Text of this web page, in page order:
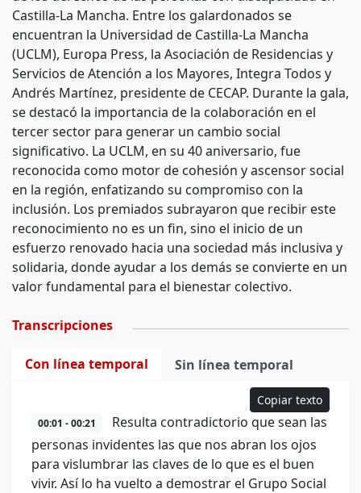
Castilla-La Mancha. Entre los galardonados se
encuentran la Universidad de Castilla-La Mancha
(UCLM), Europa Press, la Asociación de Residencias y
Servicios de Atención a los Mayores, Integra Todos y
Andrés Martínez, presidente de CECAP. Durante la gala,
se destacó la importancia de la colaboración en el
tercer sector para generar un cambio social
significativo. La UCLM, en su 40 aniversario, fue
reconocida como motor de cohesión y ascensor social
en la región, enfatizando su compromiso con la
inclusión. Los premiados subrayaron que recibir este
reconocimiento no es un fin, sino el inicio de un
esfuerzo renovado hacia una sociedad más inclusiva y
solidaria, donde ayudar a los demás se convierte en un
valor fundamental para el bienestar colectivo.
Transcripciones
Con línea temporal Sin línea temporal
Copiar texto
00:01 - 00:21
Resulta contradictorio que sean las
personas invidentes las que nos abran los ojos
para vislumbrar las claves de lo que es el buen
vivir. Así lo ha vuelto a demostrar el Grupo Social